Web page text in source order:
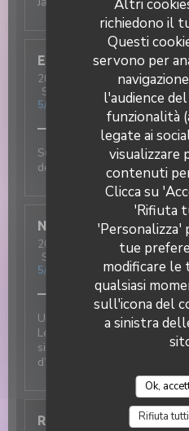
Altri
richiedono il
Questi
servono per
l'audience
funzionalità
legate ai
visualizzare
contenuti
Clicca su
'Rifiuta
'Personalizza'
tue
modificare le
qualsiasi
sull'icona del
a sinistra
Ok,
Rifiuta
Elisa
2026-07-31
- 19:30 - Ospiti 3
Servizio
Atmosfera: 5/5
5/5
Super ambiance, service
délicieux !!!
Nicolas
2026-07-31
- 12:30 - Ospiti 2
Servizio
Atmosfera :5/5
5/5
Une excellente adresse
Les plats sont délicieux et le
simplement incroyable :
d’une grande gentillesse.
Robert